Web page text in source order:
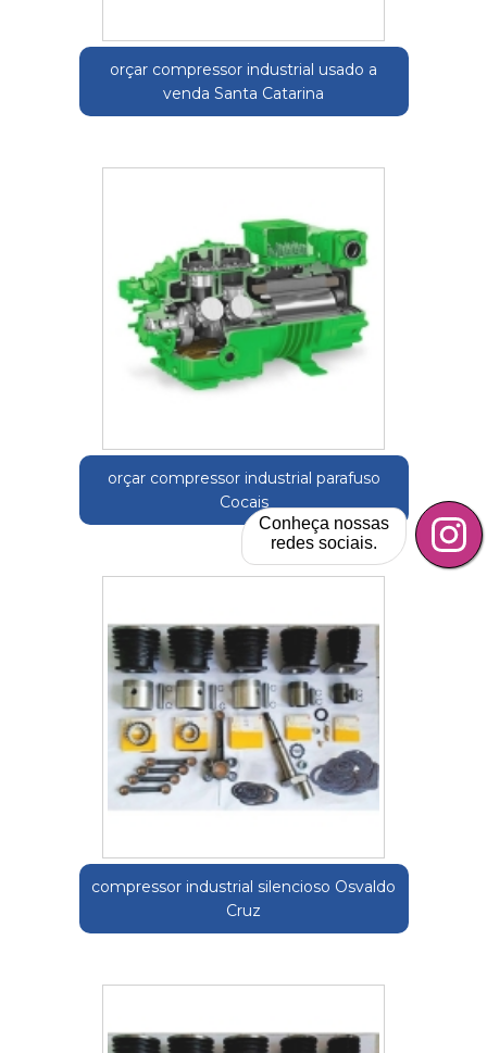
orçar compressor industrial usado a
venda Santa Catarina
orçar compressor industrial parafuso
Cocais
compressor industrial silencioso Osvaldo
Cruz
Conheça nossas
redes sociais.